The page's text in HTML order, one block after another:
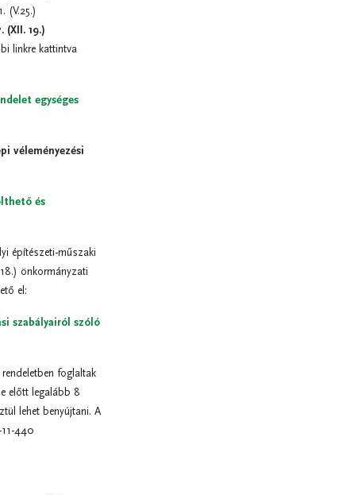
(V.25.)
(XII. 19.)
linkre kattintva
egységes
véleményezési
és
építészeti-műszaki
önkormányzati
el:
szabályairól szóló
foglaltak
előtt legalább 8
lehet benyújtani. A
440